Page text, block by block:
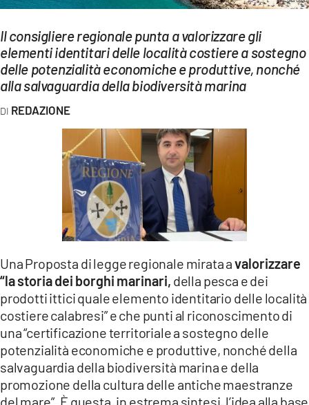
LAC TV
LAC NETWORK
LAC ONAIR
LaC
Network
LACONAIR.IT
LACITYMAG.IT
ILREGGINO.IT
COSENZACHANNEL.IT
ILVIBONESE.IT
CATANZAROCHANNEL.IT
LACAPITALENEWS.IT
Il consigliere regionale punta a valorizzare gli
elementi identitari delle località costiere a sostegno
delle potenzialità economiche e produttive, nonché
alla salvaguardia della biodiversità marina
REDAZIONE
Una Proposta di legge regionale mirata avalorizzare
“la storia dei borghi marinari, della pesca e dei
prodotti ittici quale elemento identitario delle località
costiere calabresi” e che punti al riconoscimento di
una “certificazione territoriale a sostegno delle
potenzialità economiche e produttive, nonché della
salvaguardia della biodiversità marina e della
promozione della cultura delle antiche maestranze
del mare”. È questa, in estrema sintesi, l’idea alla base